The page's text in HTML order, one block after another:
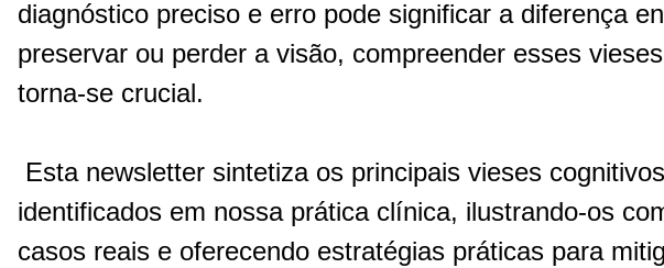
diagnóstico preciso e erro pode significar a diferença
preservar ou perder a visão, compreender esses vieses
torna-se crucial.
identificados em nossa prática clínica, ilustrando-os
casos reais e oferecendo estratégias práticas para